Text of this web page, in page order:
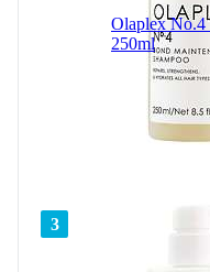
Olaplex No.4
250ml
3